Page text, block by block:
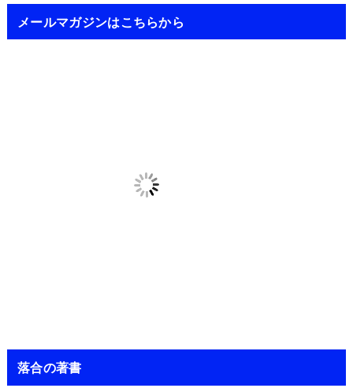
メールマガジンはこちらから
落合の著書